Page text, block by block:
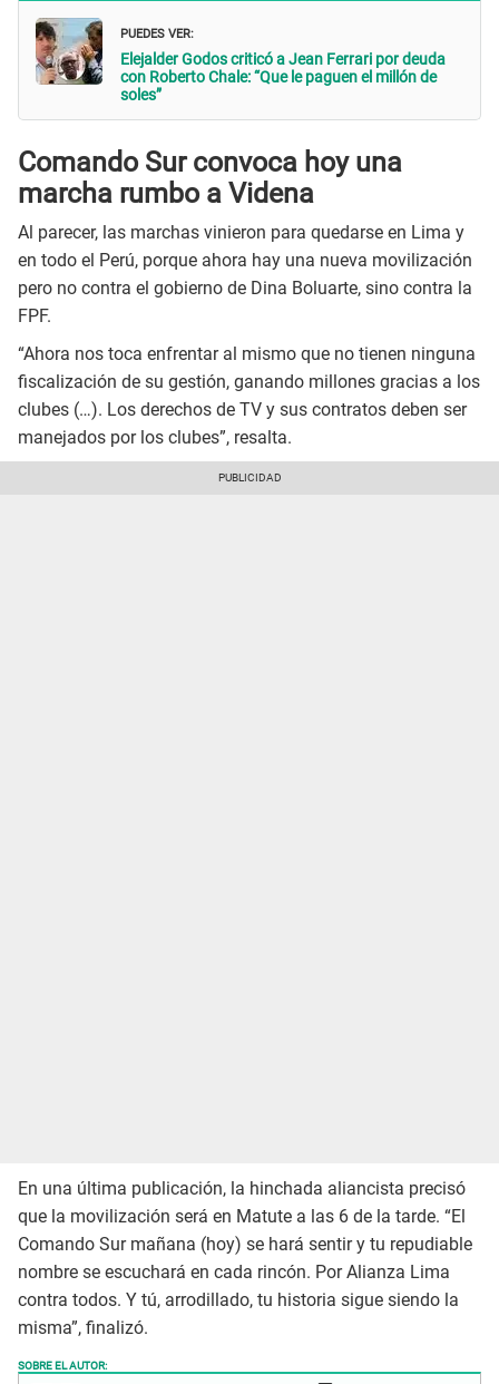
PUEDES VER:
Elejalder Godos criticó a Jean Ferrari por deuda
con Roberto Chale: “Que le paguen el millón de
soles”
Comando Sur convoca hoy una
marcha rumbo a Videna
Al parecer, las marchas vinieron para quedarse en Lima y
en todo el Perú, porque ahora hay una nueva movilización
pero no contra el gobierno de Dina Boluarte, sino contra la
FPF.
“Ahora nos toca enfrentar al mismo que no tienen ninguna
fiscalización de su gestión, ganando millones gracias a los
clubes (…). Los derechos de TV y sus contratos deben ser
manejados por los clubes”, resalta.
En una última publicación, la hinchada aliancista precisó
que la movilización será en Matute a las 6 de la tarde. “El
Comando Sur mañana (hoy) se hará sentir y tu repudiable
nombre se escuchará en cada rincón. Por Alianza Lima
contra todos. Y tú, arrodillado, tu historia sigue siendo la
misma”, finalizó.
SOBRE EL AUTOR: